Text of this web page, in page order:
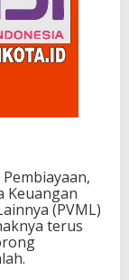
Keuangan
(PVML)
terus